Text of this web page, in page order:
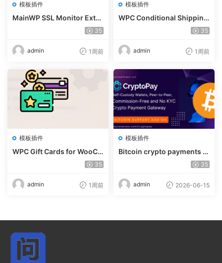
模板插件
MainWP SSL Monitor Exte
35
admin 1周前
模板插件
WPC Conditional Shipping
& Payments (Premium) v1.
35
admin 1周前
模板插件
WPC Gift Cards for WooCo
mmerce (Premium) v1.0.235
admin 1周前
模板插件
Bitcoin crypto payments s
upport for CryptoPay v1.4.
35
admin 2026-06-15